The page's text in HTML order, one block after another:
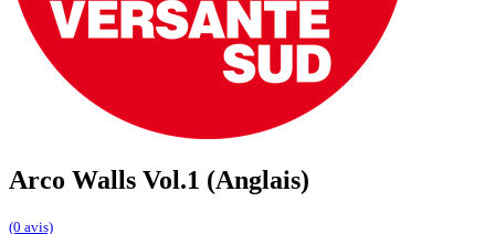
Arco Walls Vol.1 (Anglais)
(0 avis)